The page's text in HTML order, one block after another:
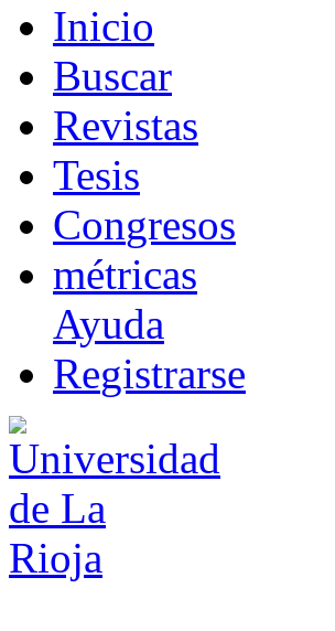
Inicio
Buscar
Revistas
Tesis
Congresos
métricas
Ayuda
Registrarse